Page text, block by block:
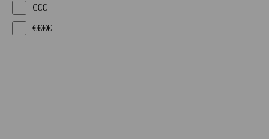
€€€
€€€€